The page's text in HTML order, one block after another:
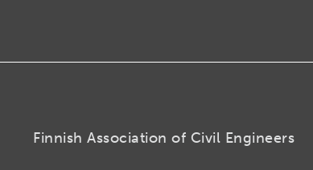
Finnish Association of Civil Engineers